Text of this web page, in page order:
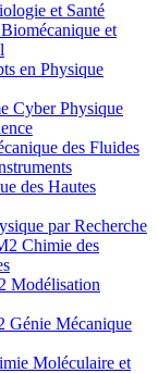
et Santé
et
en Physique
Cyber Physique
des Fluides
des Hautes
par Recherche
Chimie des
Modélisation
Mécanique
Moléculaire et